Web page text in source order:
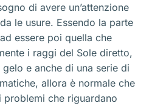
di avere un’attenzione
le usure. Essendo la parte
essere poi quella che
i raggi del Sole diretto,
e anche di una serie di
allora è normale che
problemi che riguardano